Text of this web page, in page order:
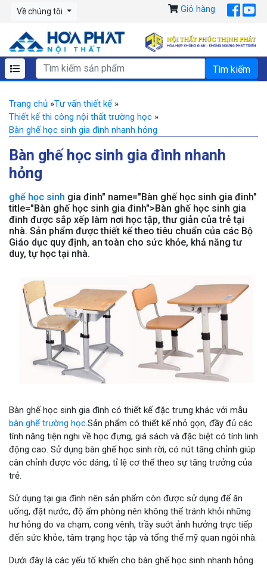
Về chúng tôi Giỏ hàng
Trang chủ »Tư vấn thiết kế»
Thiết kế thi công nội thất trường học »
Bàn ghế học sinh gia đình nhanh hỏng
Bàn ghế học sinh gia đình nhanh
hỏng
ghế học sinh gia đinh" name="Bàn ghế học sinh gia đinh"
title="Bàn ghế học sinh gia đinh">Bàn ghế học sinh gia
đinh được sắp xếp làm nơi học tập, thư giản của trẻ tại
nhà. Sản phẩm được thiết kế theo tiêu chuẩn của các Bộ
Giáo dục quy định, an toàn cho sức khỏe, khả năng tư
duy, tự học tại nhà.
Bàn ghế học sinh gia đình có thiết kế đặc trưng khác với mẫu
bàn ghế trường học.Sản phẩm có thiết kế nhỏ gọn, đầy đủ các
tính năng tiện nghi về học đựng, giá sách và đặc biệt có tính linh
động cao. Sử dụng bàn ghế học sinh rời, có nút tăng chỉnh giúp
cân chỉnh được vóc dáng, tỉ lệ cơ thể theo sự tăng trưởng của
trẻ.
Sử dụng tại gia đình nên sản phẩm còn được sử dụng để ăn
uống, đặt nước, độ ẩm phòng nên không thể tránh khỏi những
hư hỏng do va chạm, cong vênh, trầy suớt ảnh hưởng trực tiếp
đến sức khỏe, tâm trạng học tập và tổng thể mỹ quan ngôi nhà.
Dưới đây là các yếu tố khiến cho bàn ghế học sinh nhanh hỏng